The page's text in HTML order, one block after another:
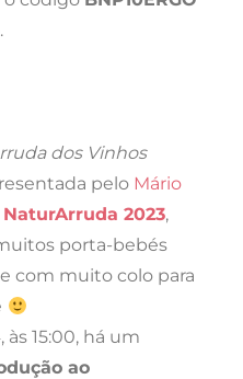
dos Vinhos
pelo Mário
NaturArruda 2023,
porta-bebés
com muito colo para
às 15:00, há um
ao